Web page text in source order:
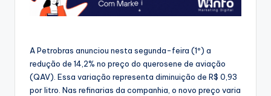
A Petrobras anunciou nesta segunda-feira (1º) a
redução de 14,2% no preço do querosene de aviação
(QAV). Essa variação representa diminuição de R$ 0,93
por litro. Nas refinarias da companhia, o novo preço varia